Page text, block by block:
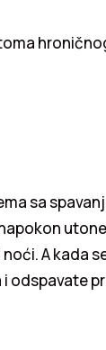
sa
A kada
odspavate